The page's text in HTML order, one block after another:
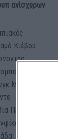
ανίσχυρων
Κιέβου
Μπόις
Πράγας